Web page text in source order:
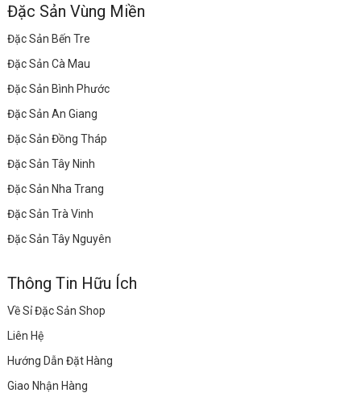
Đặc Sản Vùng Miền
Đặc Sản Bến Tre
Đặc Sản Cà Mau
Đặc Sản Bình Phước
Đặc Sản An Giang
Đặc Sản Đồng Tháp
Đặc Sản Tây Ninh
Đặc Sản Nha Trang
Đặc Sản Trà Vinh
Đặc Sản Tây Nguyên
Thông Tin Hữu Ích
Về Sỉ Đặc Sản Shop
Liên Hệ
Hướng Dẫn Đặt Hàng
Giao Nhận Hàng